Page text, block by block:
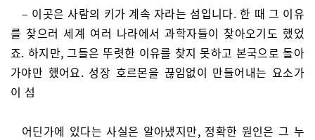
– 이곳은 사람의 키가 계속 자라는 섬입니다. 한 때 그 이유
를 찾으러 세계 여러 나라에서 과학자들이 찾아오기도 했었
죠. 하지만, 그들은 뚜렷한 이유를 찾지 못하고 본국으로 돌아
가야만 했어요. 성장 호르몬을 끊임없이 만들어내는 요소가
이 섬
어딘가에 있다는 사실은 알아냈지만, 정확한 원인은 그 누